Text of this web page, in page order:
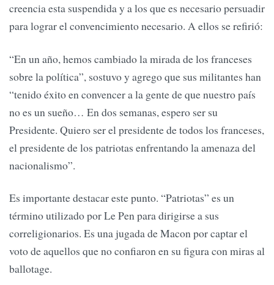
creencia esta suspendida y a los que es necesario persuadir
para lograr el convencimiento necesario. A ellos se refirió:
“En un año, hemos cambiado la mirada de los franceses
sobre la política”, sostuvo y agrego que sus militantes han
“tenido éxito en convencer a la gente de que nuestro país
no es un sueño… En dos semanas, espero ser su
Presidente. Quiero ser el presidente de todos los franceses,
el presidente de los patriotas enfrentando la amenaza del
nacionalismo”.
Es importante destacar este punto. “Patriotas” es un
término utilizado por Le Pen para dirigirse a sus
correligionarios. Es una jugada de Macon por captar el
voto de aquellos que no confiaron en su figura con miras al
ballotage.